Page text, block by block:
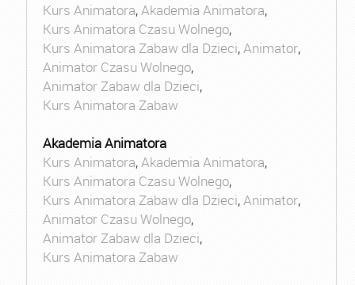
Kurs Animatora,Akademia Animatora,
Kurs Animatora Czasu Wolnego,
Kurs Animatora Zabaw dla Dzieci,Animator,
Animator Czasu Wolnego,
Animator Zabaw dla Dzieci,
Kurs Animatora Zabaw
Akademia Animatora
Kurs Animatora,Akademia Animatora,
Kurs Animatora Czasu Wolnego,
Kurs Animatora Zabaw dla Dzieci,Animator,
Animator Czasu Wolnego,
Animator Zabaw dla Dzieci,
Kurs Animatora Zabaw